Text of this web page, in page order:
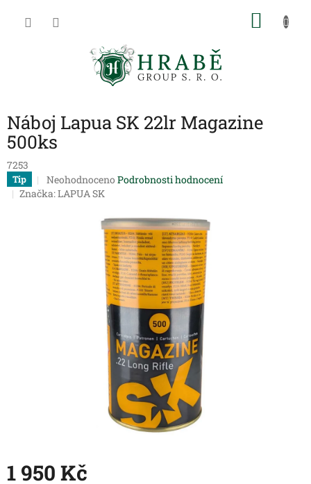
Náboj Lapua SK 22lr Magazine
500ks
7253
Tip
Průměrné
hodnocení
Neohodnoceno Podrobnosti hodnocení
Značka:LAPUA SK
1 950 Kč